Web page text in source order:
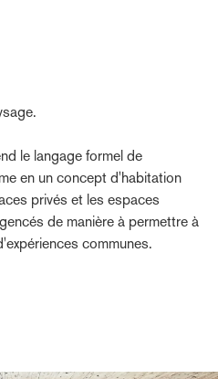
le langage formel de
en un concept d'habitation
privés et les espaces
de manière à permettre à
communes.